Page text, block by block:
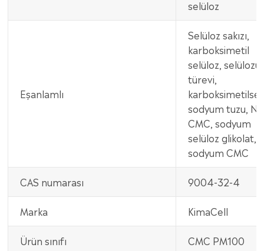
selüloz
Eşanlamlı
Selüloz sakızı,
karboksimetil
selüloz,
türevi,
sodyum tuzu, Na
CMC, sodyum
selüloz glikolat,
sodyum CMC
CAS numarası 9004-32-4
Marka KimaCell
Ürün sınıfı CMC PM100